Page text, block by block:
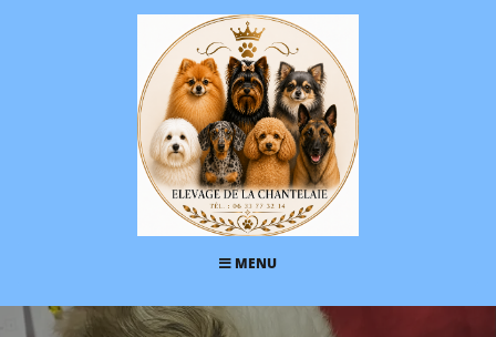
MENU